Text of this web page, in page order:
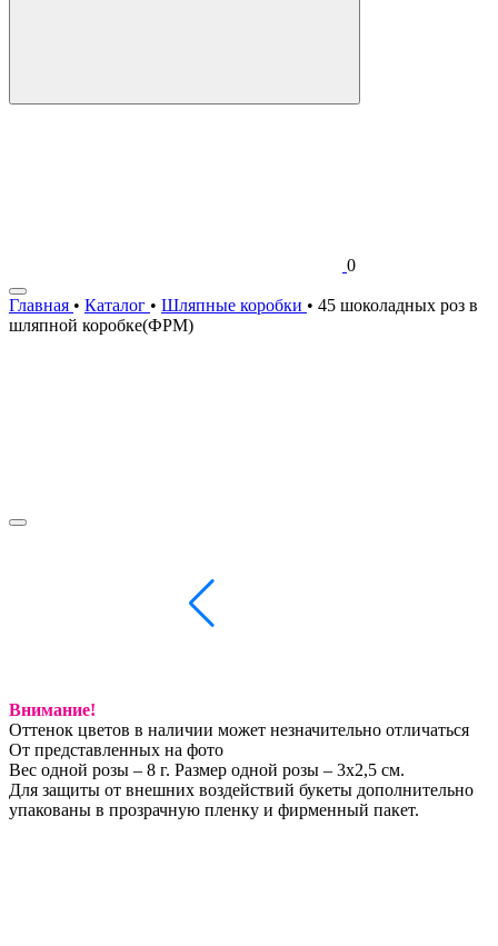
0
Главная • Каталог • Шляпные коробки • 45 шоколадных роз в
шляпной коробке(ФРМ)
Внимание!
Оттенок цветов в наличии может незначительно отличаться
От представленных на фото
Вес одной розы – 8 г. Размер одной розы – 3х2,5 см.
Для защиты от внешних воздействий букеты дополнительно
упакованы в прозрачную пленку и фирменный пакет.